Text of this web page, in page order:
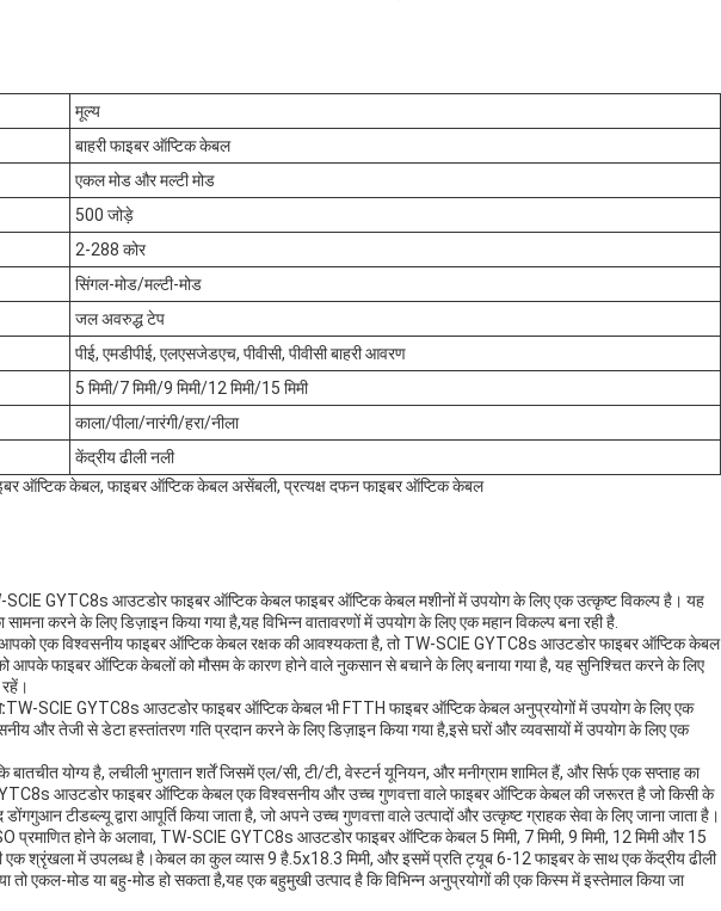
मूल्य
बाहरी फाइबर ऑप्टिक केबल
एकल मोड और मल्टी मोड
500 जोड़े
2-288 कोर
सिंगल-मोड/मल्टी-मोड
जल अवरुद्ध टेप
पीई, एमडीपीई, एलएसजेडएच, पीवीसी, पीवीसी बाहरी आवरण
5 मिमी/7 मिमी/9 मिमी/12 मिमी/15 मिमी
काला/पीला/नारंगी/हरा/नीला
केंद्रीय ढीली नली
ऑप्टिक केबल, फाइबर ऑप्टिक केबल असेंबली, प्रत्यक्ष दफन फाइबर ऑप्टिक केबल
SCIE GYTC8s आउटडोर फाइबर ऑप्टिक केबल फाइबर ऑप्टिक केबल मशीनों में उपयोग के लिए एक उत्कृष्ट विकल्प है। यह
सामना करने के लिए डिज़ाइन किया गया है,यह विभिन्न वातावरणों में उपयोग के लिए एक महान विकल्प बना रही है.
एक विश्वसनीय फाइबर ऑप्टिक केबल रक्षक की आवश्यकता है, तो TW-SCIE GYTC8s आउटडोर फाइबर ऑप्टिक केबल
आपके फाइबर ऑप्टिक केबलों को मौसम के कारण होने वाले नुकसान से बचाने के लिए बनाया गया है, यह सुनिश्चित करने के लिए
TW-SCIE GYTC8s आउटडोर फाइबर ऑप्टिक केबल भी FTTH फाइबर ऑप्टिक केबल अनुप्रयोगों में उपयोग के लिए एक
और तेजी से डेटा हस्तांतरण गति प्रदान करने के लिए डिज़ाइन किया गया है,इसे घरों और व्यवसायों में उपयोग के लिए एक
बातचीत योग्य है, लचीली भुगतान शर्तें जिसमें एल/सी, टी/टी, वेस्टर्न यूनियन, और मनीग्राम शामिल हैं, और सिर्फ एक सप्ताह का
आउटडोर फाइबर ऑप्टिक केबल एक विश्वसनीय और उच्च गुणवत्ता वाले फाइबर ऑप्टिक केबल की जरूरत है जो किसी के
टीडब्ल्यू द्वारा आपूर्ति किया जाता है, जो अपने उच्च गुणवत्ता वाले उत्पादों और उत्कृष्ट ग्राहक सेवा के लिए जाना जाता है।
प्रमाणित होने के अलावा, TW-SCIE GYTC8s आउटडोर फाइबर ऑप्टिक केबल 5 मिमी, 7 मिमी, 9 मिमी, 12 मिमी और 15
एक श्रृंखला में उपलब्ध है।केबल का कुल व्यास 9 है.5x18.3 मिमी, और इसमें प्रति ट्यूब 6-12 फाइबर के साथ एक केंद्रीय ढीली
तो एकल-मोड या बहु-मोड हो सकता है,यह एक बहुमुखी उत्पाद है कि विभिन्न अनुप्रयोगों की एक किस्म में इस्तेमाल किया जा